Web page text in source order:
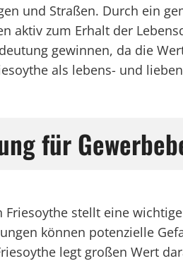
und Straßen. Durch ein
aktiv zum Erhalt der
gewinnen, da die
als lebens- und
für
stellt eine
können potenzielle
legt großen Wert